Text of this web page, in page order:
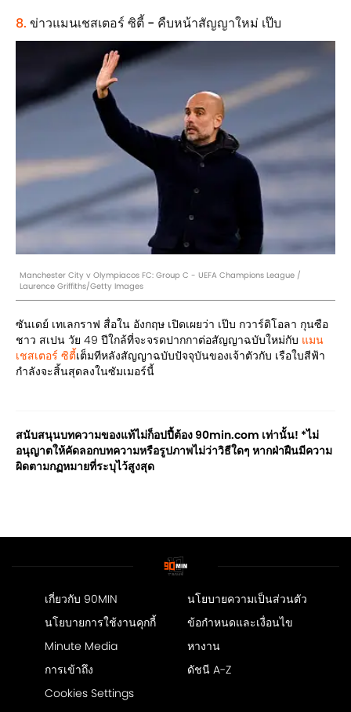
8. ข่าวแมนเชสเตอร์ ซิตี้ - คืบหน้าสัญญาใหม่ เป๊บ
Manchester City v Olympiacos FC: Group C - UEFA Champions League /
Laurence Griffiths/Getty Images
ซันเดย์ เทเลกราฟ สื่อใน อังกฤษ เปิดเผยว่า เป๊บ กวาร์ดิโอลา กุนซือ
ชาว สเปน วัย 49 ปีใกล้ที่จะจรดปากกาต่อสัญญาฉบับใหม่กับ แมน
เชสเตอร์ ซิตี้เต็มทีหลังสัญญาฉบับปัจจุบันของเจ้าตัวกับ เรือใบสีฟ้า
กำลังจะสิ้นสุดลงในซัมเมอร์นี้
สนับสนุนบทความของแท้ไม่ก็อปปี้ต้อง 90min.com เท่านั้น! *ไม่
อนุญาตให้คัดลอกบทความหรือรูปภาพไม่ว่าวิธีใดๆ หากฝ่าฝืนมีความ
ผิดตามกฏหมายที่ระบุไว้สูงสุด
เกี่ยวกับ 90MIN
นโยบายความเป็นส่วนตัว
นโยบายการใช้งานคุกกี้
ข้อกำหนดและเงื่อนไข
Minute Media
หางาน
การเข้าถึง
ดัชนี A-Z
Cookies Settings